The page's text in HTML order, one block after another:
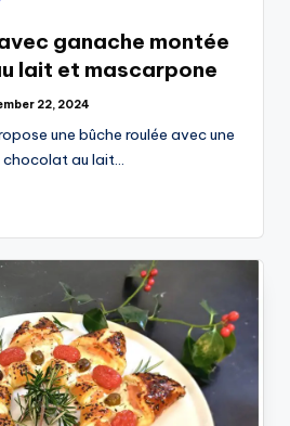
ganache montée
lait et mascarpone
22, 2024
une bûche roulée avec une
chocolat au lait…